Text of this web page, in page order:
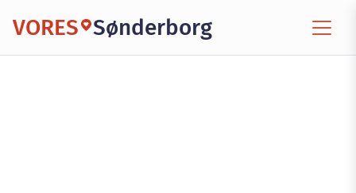
VORES Sønderborg